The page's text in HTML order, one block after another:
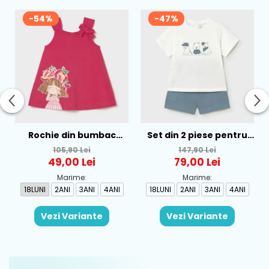
-54%
Rochie din bumbac
pentru fete Mayoral,
Rosu - 1930-069
105,90 Lei
49,00 Lei
Marime:
18LUNI
2ANI 3ANI 4ANI
Vezi Variante
-47%
Set din 2 piese pentru
baieti Mayoral, Alb-
Albastru - 1665-31
147,90 Lei
79,00 Lei
Marime:
18LUNI
2ANI 3ANI 4ANI
Vezi Variante